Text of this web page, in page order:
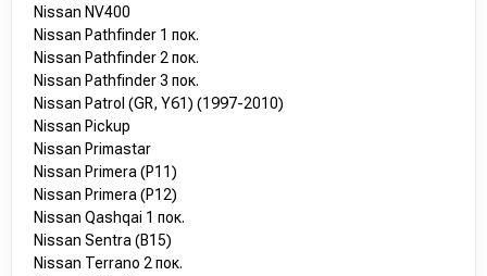
Nissan NV400
Nissan Pathfinder 1 пок.
Nissan Pathfinder 2 пок.
Nissan Pathfinder 3 пок.
Nissan Patrol (GR, Y61) (1997-2010)
Nissan Pickup
Nissan Primastar
Nissan Primera (P11)
Nissan Primera (P12)
Nissan Qashqai 1 пок.
Nissan Sentra (B15)
Nissan Terrano 2 пок.